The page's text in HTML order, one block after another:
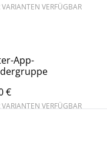
VERFÜGBAR
App-
€
VERFÜGBAR